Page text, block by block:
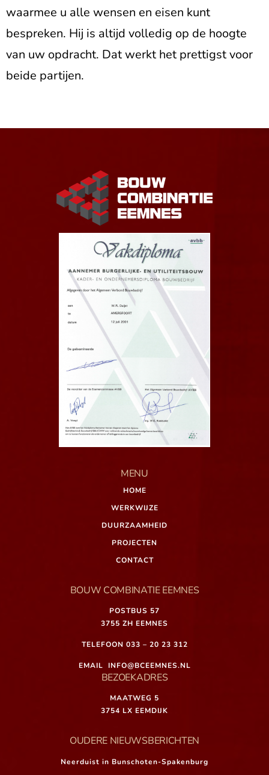
waarmee u alle wensen en eisen kunt
bespreken. Hij is altijd volledig op de hoogte
van uw opdracht. Dat werkt het prettigst voor
beide partijen.
MENU
HOME
WERKWIJZE
DUURZAAMHEID
PROJECTEN
CONTACT
BOUW COMBINATIE EEMNES
POSTBUS 57
3755 ZH EEMNES
TELEFOON 033 – 20 23 312
EMAIL INFO@BCEEMNES.NL
BEZOEKADRES
MAATWEG 5
3754 LX EEMDIJK
OUDERE NIEUWSBERICHTEN
Neerduist in Bunschoten-Spakenburg